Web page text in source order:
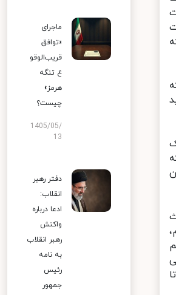
ماجرای
«توافق
قریب‌الوقو
ع تنگه
هرمز»
چیست؟
1405/05/
13
دفتر رهبر
انقلاب:
ادعا درباره
واکنش
رهبر انقلاب
به نامه
رئیس
جمهور